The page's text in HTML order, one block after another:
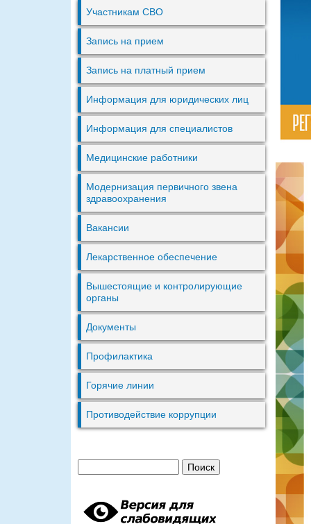
Участникам СВО
Запись на прием
Запись на платный прием
Информация для юридических лиц
Информация для специалистов
Медицинские работники
Модернизация первичного звена
здравоохранения
Вакансии
Лекарственное обеспечение
Вышестоящие и контролирующие
органы
Документы
Профилактика
Горячие линии
Противодействие коррупции
Ф
о